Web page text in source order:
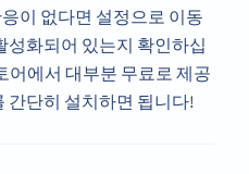
이 없다면 설정으로 이동
성화되어 있는지 확인하십
어에서 대부분 무료로 제공
간단히 설치하면 됩니다!